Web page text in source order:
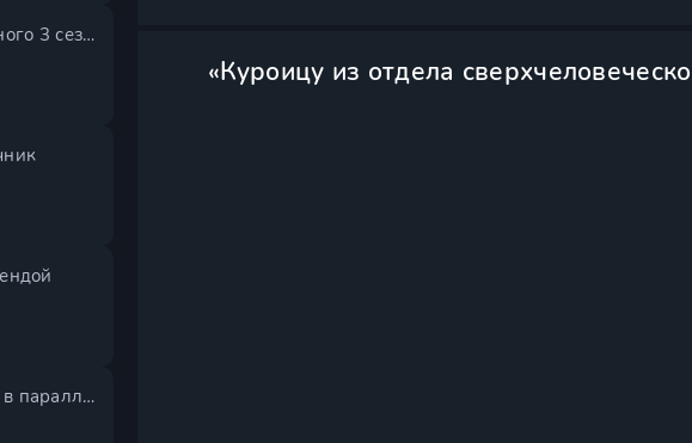
«Куроицу из отдела
Реинкарнация безработного 3 сезон
Рыцарь-скелет вступает в параллельный мир 2 сезон